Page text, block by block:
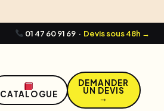
01 47 60 91 69 · Devis sous 48h →
CATALOGUE
DEMANDER
UN DEVIS
→